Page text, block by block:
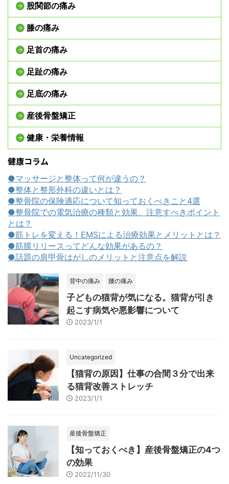
股関節の痛み
膝の痛み
足首の痛み
足趾の痛み
足底の痛み
産後骨盤矯正
健康・栄養情報
健康コラム
●マッサージと整体って何が違うの？
●整体と整形外科の違いとは？
●整骨院の保険適応について知っておくべきこと4選
●整骨院での電気治療の種類と効果、注意すべきポイント
とは？
●筋トレを変える！EMSによる治療効果とメリットとは？
●筋膜リリースってどんな効果があるの？
●話題の肩甲骨はがしのメリットと注意点を解説
背中の痛み 腰の痛み
子どもの猫背が気になる。猫背が引き
起こす病気や悪影響について
2023/1/1
Uncategorized
【猫背の原因】仕事の合間３分で出来
る猫背改善ストレッチ
2023/1/1
産後骨盤矯正
【知っておくべき】産後骨盤矯正の4つ
の効果
2022/11/30